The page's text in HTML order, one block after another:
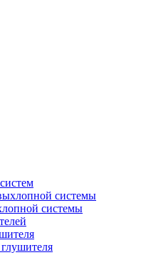
системы
системы